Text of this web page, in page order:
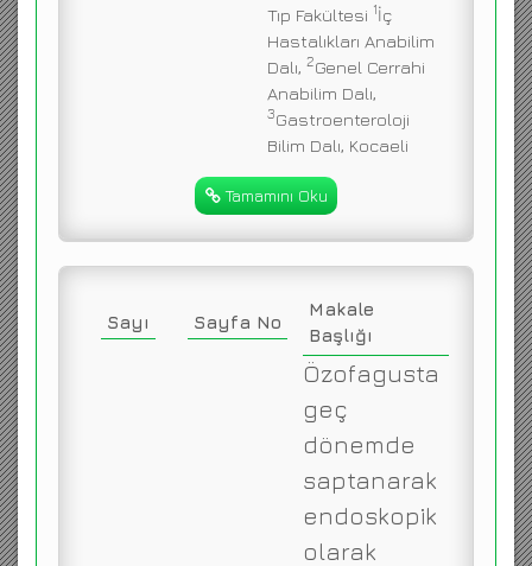
Tıp Fakültesi 1İç
Hastalıkları Anabilim
Dalı, 2Genel Cerrahi
Anabilim Dalı,
3Gastroenteroloji
Bilim Dalı, Kocaeli
Tamamını Oku
Sayı Sayfa No
Makale
Başlığı
Özofagusta
geç
dönemde
saptanarak
endoskopik
olarak